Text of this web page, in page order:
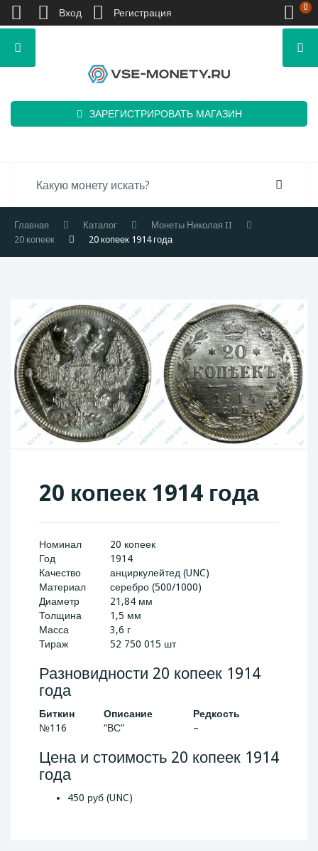
ЗАРЕГИСТРИРОВАТЬ МАГАЗИН
Главная Каталог
Монеты Николая II
20 копеек
20 копеек 1914 года
20 копеек 1914 года
Номинал
20 копеек
Год
1914
Качество
анциркулейтед (UNC)
Материал
серебро (500/1000)
Диаметр
21,84 мм
Толщина
1,5 мм
Масса
3,6 г
Тираж
52 750 015 шт
Разновидности 20 копеек 1914
года
Биткин Описание
Редкость
№116
“ВС” –
Цена и стоимость 20 копеек 1914
года
450 руб (UNC)
Вход Регистрация 0